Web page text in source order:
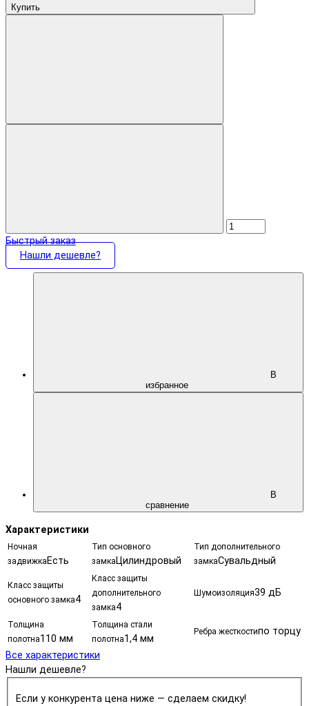
Купить
Быстрый заказ
Нашли дешевле?
В
избранное
В
сравнение
Характеристики
Ночная
задвижка Есть
Тип основного
замка Цилиндровый
Тип дополнительного
замкаСувальдный
Класс защиты
основного замка4
Класс защиты
дополнительного
замка4
Шумоизоляция39 дБ
Толщина
полотна110 мм
Толщина стали
полотна1,4 мм
Ребра жесткостипо торцу
Все характеристики
Нашли дешевле?
Если у конкурента цена ниже — сделаем скидку!